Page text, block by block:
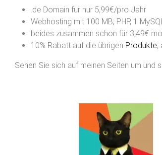
.de Domain für nur 5,99€/pro Jahr
Webhosting mit 100 MB, PHP, 1
beides zusammen schon für 3,49€
10% Rabatt auf die übrigen Produkte,
Sehen Sie sich auf meinen Seiten um und